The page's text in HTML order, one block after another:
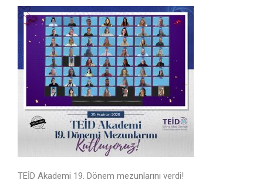
TEİD Akademi 19. Dönem mezunlarını verdi!